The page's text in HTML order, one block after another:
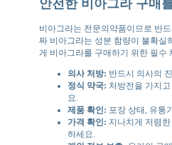
안전한 비아그라 구매
비아그라는 전문의약품이므로 반
짜 비아그라는 성분 함량이 불확실
게 비아그라를 구매하기 위한 필수
의사 처방: 반드시 의사의
정식 약국: 처방전을 가지
요.
제품 확인: 포장 상태, 유통
가격 확인: 지나치게 저렴
하세요.